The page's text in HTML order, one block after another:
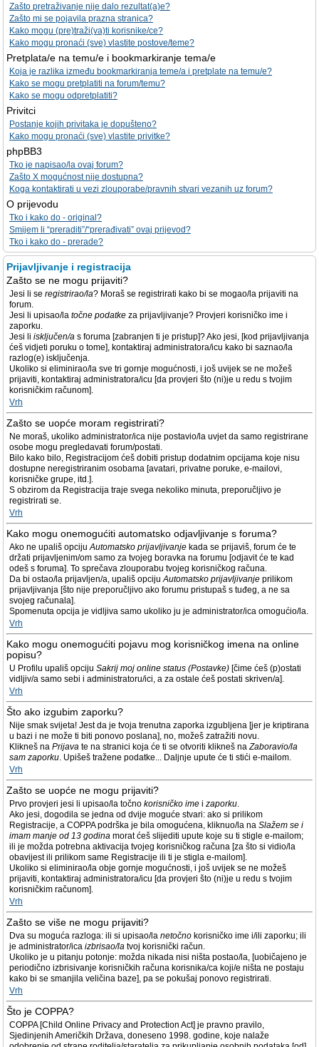
Zašto pretraživanje nije dalo rezultat(a)e?
Zašto mi se pojavila prazna stranica?
Kako mogu (pre)traži(va)ti korisnike/ce?
Kako mogu pronaći (sve) vlastite postove/teme?
Pretplata/e na temu/e i bookmarkiranje tema/e
Koja je razlika između bookmarkiranja teme/a i pretplate na temu/e?
Kako se mogu pretplatiti na forum/temu?
Kako se mogu odpretplatiti?
Privitci
Postanje kojih privitaka je dopušteno?
Kako mogu pronaći (sve) vlastite privitke?
phpBB3
Tko je napisao/la ovaj forum?
Zašto X mogućnost nije dostupna?
Koga kontaktirati u vezi zlouporabe/pravnih stvari vezanih uz forum?
O prijevodu
Tko i kako do - original?
Smijem li “preraditi”/“prerađivati” ovaj prijevod?
Tko i kako do - prerade?
Prijavljivanje i registracija
Zašto se ne mogu prijaviti?
Jesi li se registrirao/la? Moraš se registrirati kako bi se mogao/la prijaviti na
forum.
Jesi li upisao/la točne podatke za prijavljivanje? Provjeri korisničko ime i
zaporku.
Jesi li isključen/a s foruma [zabranjen ti je pristup]? Ako jesi, [kod prijavljivanja
ćeš vidjeti poruku o tome], kontaktiraj administratora/icu kako bi saznao/la
razlog(e) isključenja.
Ukoliko si eliminirao/la sve tri gornje mogućnosti, i još uvijek se ne možeš
prijaviti, kontaktiraj administratora/icu [da provjeri što (ni)je u redu s tvojim
korisničkim računom].
Vrh
Zašto se uopće moram registrirati?
Ne moraš, ukoliko administrator/ica nije postavio/la uvjet da samo registrirane
osobe mogu pregledavati forum/postati.
Bilo kako bilo, Registracijom ćeš dobiti pristup dodatnim opcijama koje nisu
dostupne neregistriranim osobama [avatari, privatne poruke, e-mailovi,
korisničke grupe, itd.].
S obzirom da Registracija traje svega nekoliko minuta, preporučljivo je
registrirati se.
Vrh
Kako mogu onemogućiti automatsko odjavljivanje s foruma?
Ako ne upališ opcijuAutomatsko prijavljivanje kada se prijaviš, forum će te
držati prijavljenim/om samo za tvojeg boravka na forumu [odjavit će te kad
odeš s foruma]. To sprečava zlouporabu tvojeg korisničkog računa.
Da bi ostao/la prijavljen/a, upališ opcijuAutomatsko prijavljivanje prilikom
prijavljivanja [što nije preporučljivo ako forumu pristupaš s tuđeg, a ne sa
svojeg računala].
Spomenuta opcija je vidljiva samo ukoliko ju je administrator/ica omogućio/la.
Vrh
Kako mogu onemogućiti pojavu mog korisničkog imena na online
popisu?
U Profilu upališ opciju Sakrij moj online status (Postavke) [čime ćeš (p)ostati
vidljiv/a samo sebi i administratoru/ici, a za ostale ćeš postati skriven/a].
Vrh
Što ako izgubim zaporku?
Nije smak svijeta! Jest da je tvoja trenutna zaporka izgubljena [jer je kriptirana
u bazi i ne može ti biti ponovo poslana], no, možeš zatražiti novu.
Klikneš na Prijava te na stranici koja će ti se otvoriti klikneš naZaboravio/la
sam zaporku. Upišeš tražene podatke... Daljnje upute će ti stići e-mailom.
Vrh
Zašto se uopće ne mogu prijaviti?
Prvo provjeri jesi li upisao/la točno korisničko ime i zaporku.
Ako jesi, dogodila se jedna od dvije moguće stvari: ako si prilikom
Registracije, a COPPA podrška je bila omogućena, kliknuo/la na Slažem se i
imam manje od 13 godina morat ćeš slijediti upute koje su ti stigle e-mailom;
ili je možda potrebna aktivacija tvojeg korisničkog računa [za što si vidio/la
obavijest ili prilikom same Registracije ili ti je stigla e-mailom].
Ukoliko si eliminirao/la obje gornje mogućnosti, i još uvijek se ne možeš
prijaviti, kontaktiraj administratora/icu [da provjeri što (ni)je u redu s tvojim
korisničkim računom].
Vrh
Zašto se više ne mogu prijaviti?
Dva su moguća razloga: ili si upisao/la netočno korisničko ime i/ili zaporku; ili
je administrator/ica izbrisao/la tvoj korisnički račun.
Ukoliko je u pitanju potonje: možda nikada nisi ništa postao/la, [uobičajeno je
periodično izbrisivanje korisničkih računa korisnika/ca koji/e ništa ne postaju
kako bi se smanjila veličina baze], pa se pokušaj ponovo registrirati.
Vrh
Što je COPPA?
COPPA [Child Online Privacy and Protection Act] je pravno pravilo,
Sjedinjenih Američkih Država, doneseno 1998. godine, koje nalaže